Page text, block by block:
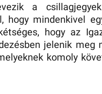
a
hogy mindenkivel
hogy az
jelenik meg
komoly